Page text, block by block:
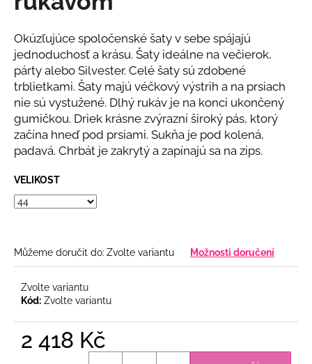
z
hvězdiček.
Okúzľujúce spoločenské šaty v sebe spájajú
jednoduchosť a krásu. Šaty ideálne na večierok,
párty alebo Silvester. Celé šaty sú zdobené
trblietkami. Šaty majú véčkový výstrih a na prsiach
nie sú vystužené. Dlhý rukáv je na konci ukončený
gumičkou. Driek krásne zvýrazní široký pás, ktorý
začína hneď pod prsiami. Sukňa je pod kolená,
padavá. Chrbát je zakrytý a zapínajú sa na zips.
VELIKOST
Můžeme doručit do: Zvolte variantu Možnosti doručení
Zvolte variantu
Kód: Zvolte variantu
2 418 Kč
j
e
m
e
BÉŽOVÝ
KOMPLET
KVĚTINOU
2
808
Kč